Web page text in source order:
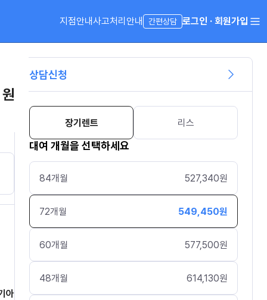
지점안내사고처리안내 간편상담 로그인 · 회원가입
아
상담신청
장기렌트 리스
대여 개월을 선택하세요
84개월 527,340원
72개월 549,450원
60개월 577,500원
48개월 614,130원